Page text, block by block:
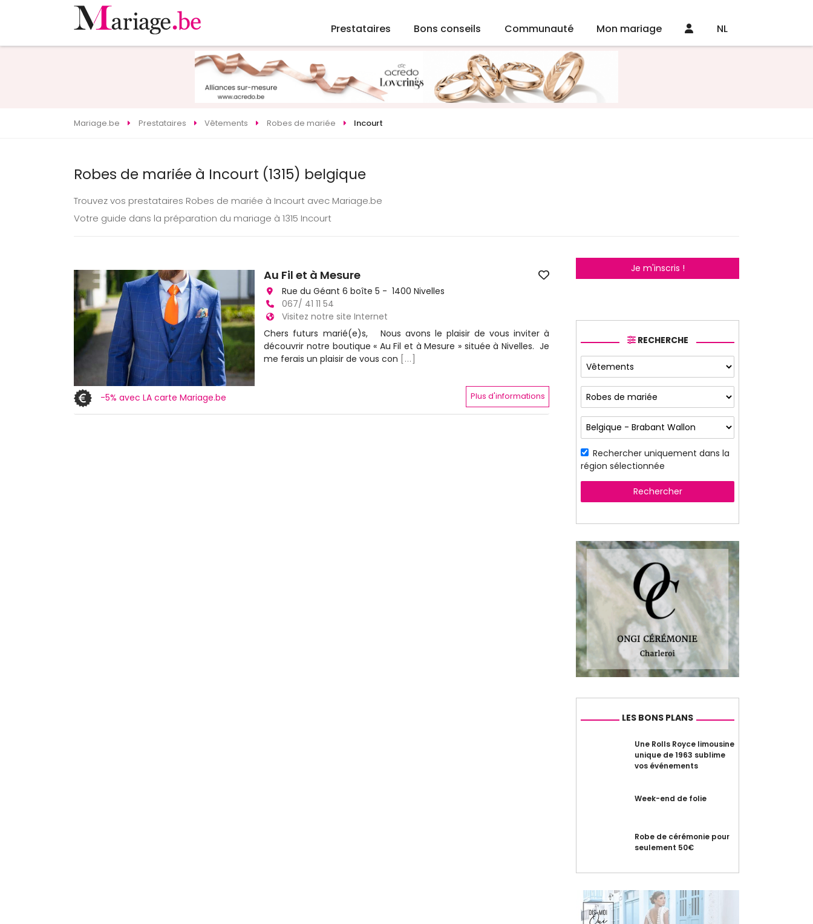
Prestataires Bons conseils Communauté Mon mariage NL
Mariage.be Prestataires Vêtements Robes de mariée Incourt
Robes de mariée à Incourt (1315) belgique
Trouvez vos prestataires Robes de mariée à Incourt avec Mariage.be
Votre guide dans la préparation du mariage à 1315 Incourt
Au Fil et à Mesure
Rue du Géant 6 boîte 5 - 1400 Nivelles
067/ 41 11 54
Visitez notre site Internet
Chers futurs marié(e)s, Nous avons le plaisir de vous inviter à
découvrir notre boutique « Au Fil et à Mesure » située à Nivelles. Je
me ferais un plaisir de vous con [...]
-5% avec LA carte Mariage.be Plus d'informations
Je m'inscris !
RECHERCHE
Rechercher uniquement dans la
région sélectionnée
Rechercher
LES BONS PLANS
Une Rolls Royce limousine
unique de 1963 sublime
vos événements
Week-end de folie
Robe de cérémonie pour
seulement 50€